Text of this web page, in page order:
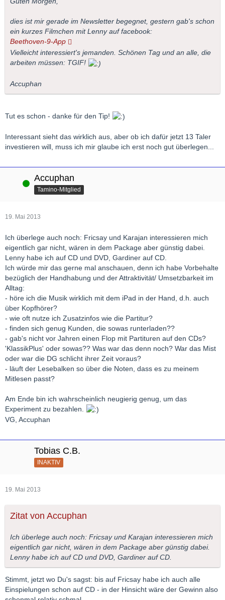
dies ist mir gerade im Newsletter begegnet, gestern gab's schon
ein kurzes Filmchen mit Lenny auf facebook:
Beethoven-9-App
Vielleicht interessiert's jemanden. Schönen Tag und an alle, die
arbeiten müssen: TGIF!
Accuphan
Tut es schon - danke für den Tip!
Interessant sieht das wirklich aus, aber ob ich dafür jetzt 13 Taler
investieren will, muss ich mir glaube ich erst noch gut überlegen...
Online Accuphan
Tamino-Mitglied
19. Mai 2013
Ich überlege auch noch: Fricsay und Karajan interessieren mich
eigentlich gar nicht, wären in dem Package aber günstig dabei.
Lenny habe ich auf CD und DVD, Gardiner auf CD.
Ich würde mir das gerne mal anschauen, denn ich habe Vorbehalte
bezüglich der Handhabung und der Attraktivität/ Umsetzbarkeit im
Alltag:
- höre ich die Musik wirklich mit dem iPad in der Hand, d.h. auch
über Kopfhörer?
- wie oft nutze ich Zusatzinfos wie die Partitur?
- finden sich genug Kunden, die sowas runterladen??
- gab's nicht vor Jahren einen Flop mit Partituren auf den CDs?
'KlassikPlus' oder sowas?? Was war das denn noch? War das Mist
oder war die DG schlicht ihrer Zeit voraus?
- läuft der Lesebalken so über die Noten, dass es zu meinem
Mitlesen passt?
Am Ende bin ich wahrscheinlich neugierig genug, um das
Experiment zu bezahlen.
VG, Accuphan
Tobias C.B.
INAKTIV
19. Mai 2013
Zitat von Accuphan
Ich überlege auch noch: Fricsay und Karajan interessieren mich
eigentlich gar nicht, wären in dem Package aber günstig dabei.
Lenny habe ich auf CD und DVD, Gardiner auf CD.
Stimmt, jetzt wo Du's sagst: bis auf Fricsay habe ich auch alle
Einspielungen schon auf CD - in der Hinsicht wäre der Gewinn also